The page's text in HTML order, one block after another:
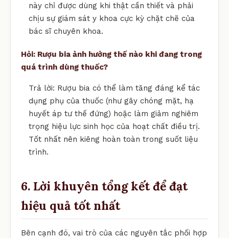
này chỉ được dùng khi thật cần thiết và phải
chịu sự giám sát y khoa cực kỳ chặt chẽ của
bác sĩ chuyên khoa.
Hỏi: Rượu bia ảnh hưởng thế nào khi đang trong
quá trình dùng thuốc?
Trả lời: Rượu bia có thể làm tăng đáng kể tác
dụng phụ của thuốc (như gây chóng mặt, hạ
huyết áp tư thế đứng) hoặc làm giảm nghiêm
trọng hiệu lực sinh học của hoạt chất điều trị.
Tốt nhất nên kiêng hoàn toàn trong suốt liệu
trình.
6. Lời khuyên tổng kết để đạt
hiệu quả tốt nhất
Bên cạnh đó, vai trò của các nguyên tắc phối hợp